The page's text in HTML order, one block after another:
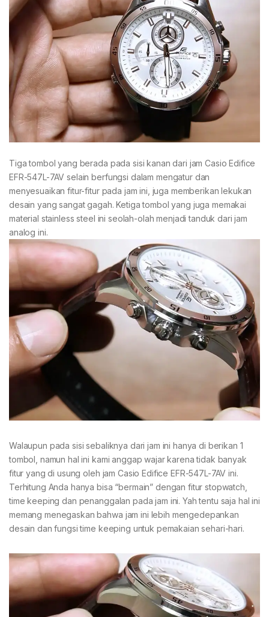
Tiga tombol yang berada pada sisi kanan dari jam Casio Edifice
EFR-547L-7AV selain berfungsi dalam mengatur dan
menyesuaikan fitur-fitur pada jam ini, juga memberikan lekukan
desain yang sangat gagah. Ketiga tombol yang juga memakai
material stainless steel ini seolah-olah menjadi tanduk dari jam
analog ini.
Walaupun pada sisi sebaliknya dari jam ini hanya di berikan 1
tombol, namun hal ini kami anggap wajar karena tidak banyak
fitur yang di usung oleh jam Casio Edifice EFR-547L-7AV ini.
Terhitung Anda hanya bisa “bermain” dengan fitur stopwatch,
time keeping dan penanggalan pada jam ini. Yah tentu saja hal ini
memang menegaskan bahwa jam ini lebih mengedepankan
desain dan fungsi time keeping untuk pemakaian sehari-hari.